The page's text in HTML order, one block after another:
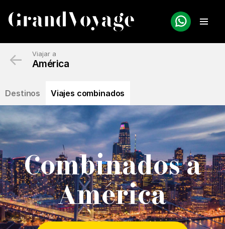
Viajar a
América
Destinos Viajes combinados
←
Combinados a
América